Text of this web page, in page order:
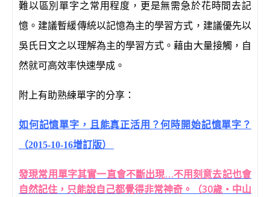
難以區別單字之常用程度，更是無需急於花時間去記
憶。建議暫緩傳統以記憶為主的學習方式，建議優先以
吳氏日文之以理解為主的學習方式。藉由大量接觸，自
然就可高效率快速學成。
附上有助熟練單字的分享：
如何記憶單字，且能真正活用？何時開始記憶單字？
（2015-10-16增訂版）
發現常用單字其實一直會不斷出現…不用刻意去記也會
自然記住，只能說自己都覺得非常神奇。（30歲‧中山